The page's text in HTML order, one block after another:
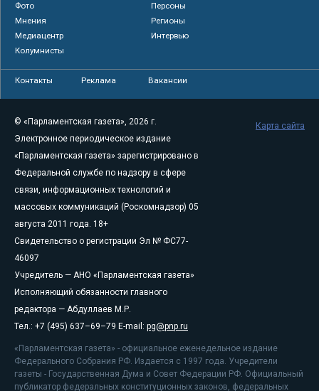
Фото
Персоны
Мнения
Регионы
Медиацентр
Интервью
Колумнисты
Контакты Реклама Вакансии
© «Парламентская газета», 2026 г.
Электронное периодическое издание
«Парламентская газета» зарегистрировано в
Федеральной службе по надзору в сфере
связи, информационных технологий и
массовых коммуникаций (Роскомнадзор) 05
августа 2011 года. 18+
Свидетельство о регистрации Эл № ФС77-
46097
Учредитель — АНО «Парламентская газета»
Исполняющий обязанности главного
редактора — Абдуллаев М.Р.
Тел.: +7 (495) 637–69–79 E-mail: pg@pnp.ru
«Парламентская газета» - официальное еженедельное издание
Федерального Собрания РФ. Издается с 1997 года. Учредители
газеты - Государственная Дума и Совет Федерации РФ. Официальный
публикатор федеральных конституционных законов, федеральных
Карта сайта